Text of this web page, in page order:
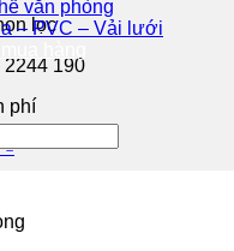
lọc
2244 190
phí
₫
văn phòng
– PVC – Vải lưới